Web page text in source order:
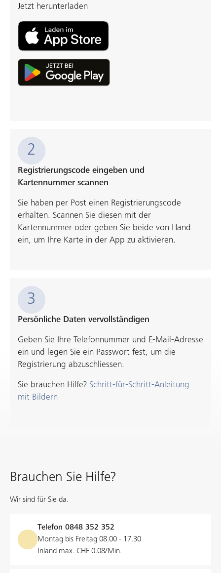
Weiterlesen
Jetzt herunterladen
2
Registrierungscode eingeben und
Kartennummer scannen
Sie haben per Post einen Registrierungscode
erhalten. Scannen Sie diesen mit der
Kartennummer oder geben Sie beide von Hand
ein, um Ihre Karte in der App zu aktivieren.
3
Persönliche Daten vervollständigen
Geben Sie Ihre Telefonnummer und E-Mail-Adresse
ein und legen Sie ein Passwort fest, um die
Registrierung abzuschliessen.
Sie brauchen Hilfe? Schritt-für-Schritt-Anleitung
mit Bildern
Brauchen Sie Hilfe?
Wir sind für Sie da.
Telefon 0848 352 352
Montag bis Freitag 08.00 - 17.30
Inland max. CHF 0.08/Min.